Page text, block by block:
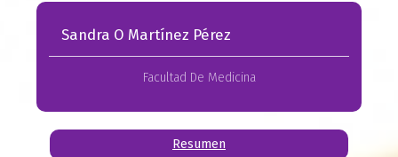
Sandra O Martínez Pérez
Facultad De Medicina
Resumen